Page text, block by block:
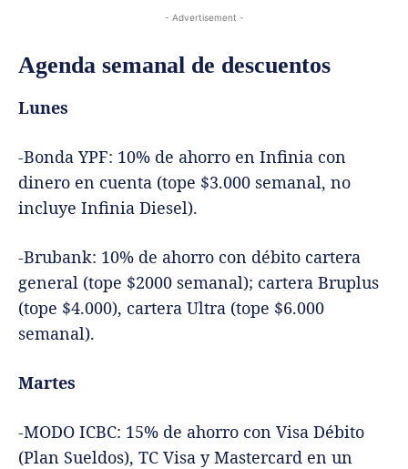
- Advertisement -
Agenda semanal de descuentos
Lunes
-Bonda YPF: 10% de ahorro en Infinia con
dinero en cuenta (tope $3.000 semanal, no
incluye Infinia Diesel).
-Brubank: 10% de ahorro con débito cartera
general (tope $2000 semanal); cartera Bruplus
(tope $4.000), cartera Ultra (tope $6.000
semanal).
Martes
-MODO ICBC: 15% de ahorro con Visa Débito
(Plan Sueldos), TC Visa y Mastercard en un